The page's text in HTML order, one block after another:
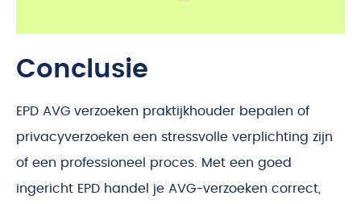
Conclusie
EPD AVG verzoeken praktijkhouder bepalen of
privacyverzoeken een stressvolle verplichting zijn
of een professioneel proces. Met een goed
ingericht EPD handel je AVG-verzoeken correct,